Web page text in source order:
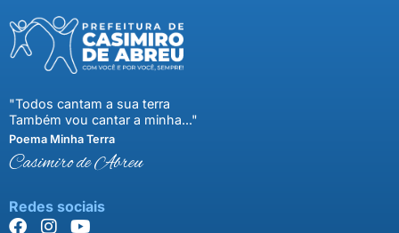
"Todos cantam a sua terra
Também vou cantar a minha..."
Poema Minha Terra
Casimiro de Abreu
Redes sociais